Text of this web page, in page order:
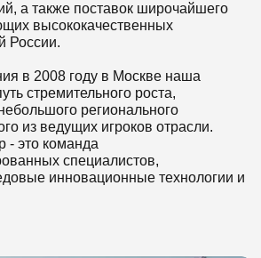
а также поставок широчайшего
высококачественных
России.
в 2008 году в Москве наша
стремительного роста,
регионального
из ведущих игроков отрасли.
- это команда
специалистов,
инновационные технологии и